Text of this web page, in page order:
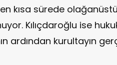
kısa sürede
Kılıçdaroğlu ise
ardından kurultayın